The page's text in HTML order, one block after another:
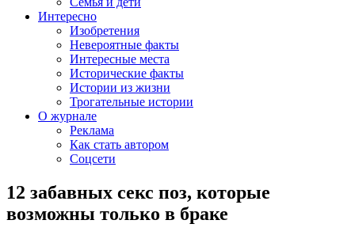
Интересно
Изобретения
Невероятные факты
Интересные места
Исторические факты
Истории из жизни
Трогательные истории
О журнале
Реклама
Как стать автором
Соцсети
12 забавных секс поз, которые
возможны только в браке